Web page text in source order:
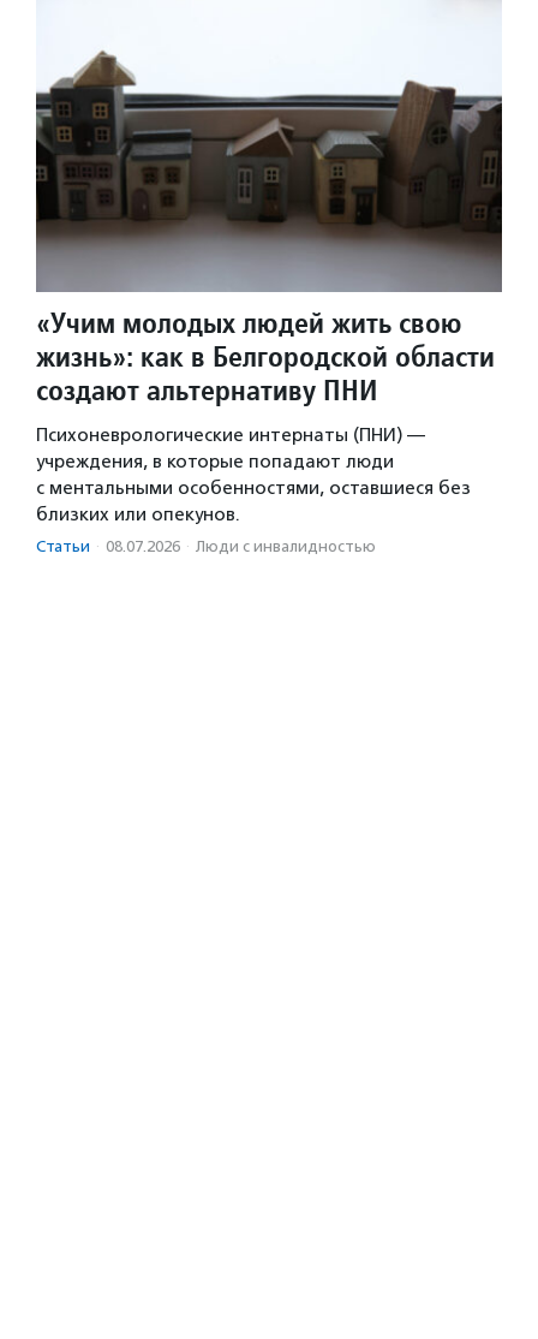
«Учим молодых людей жить свою
жизнь»: как в Белгородской области
создают альтернативу ПНИ
Психоневрологические интернаты (ПНИ) —
учреждения, в которые попадают люди
с ментальными особенностями, оставшиеся без
близких или опекунов.
Статьи · 08.07.2026 · Люди с инвалидностью